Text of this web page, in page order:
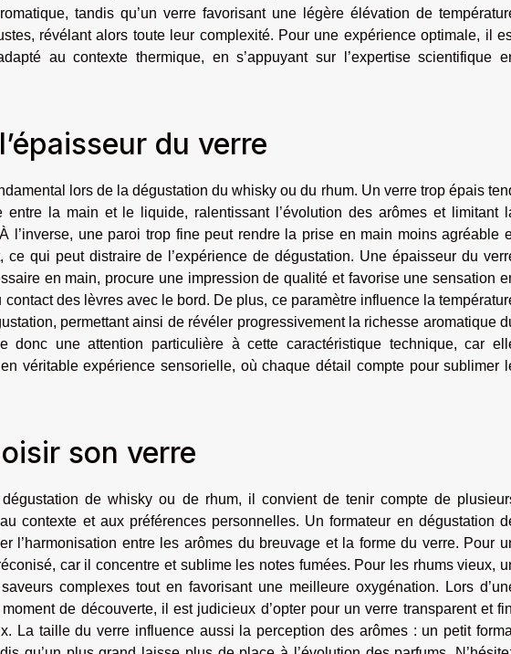
tandis qu’un verre favorisant une légère élévation de
révélant alors toute leur complexité. Pour une expérience optimale, il
au contexte thermique, en s’appuyant sur l’expertise scientifique
du verre
lors de la dégustation du whisky ou du rhum. Un verre trop épais
entre la main et le liquide, ralentissant l’évolution des arômes et limitant
l’inverse, une paroi trop fine peut rendre la prise en main moins agréable
ce qui peut distraire de l’expérience de dégustation. Une épaisseur du
en main, procure une impression de qualité et favorise une sensation
des lèvres avec le bord. De plus, ce paramètre influence la
permettant ainsi de révéler progressivement la richesse aromatique
donc une attention particulière à cette caractéristique technique, car
véritable expérience sensorielle, où chaque détail compte pour sublimer
son verre
de whisky ou de rhum, il convient de tenir compte de
contexte et aux préférences personnelles. Un formateur en dégustation
l’harmonisation entre les arômes du breuvage et la forme du verre. Pour
car il concentre et sublime les notes fumées. Pour les rhums vieux,
complexes tout en favorisant une meilleure oxygénation. Lors
de découverte, il est judicieux d’opter pour un verre transparent et
La taille du verre influence aussi la perception des arômes : un petit